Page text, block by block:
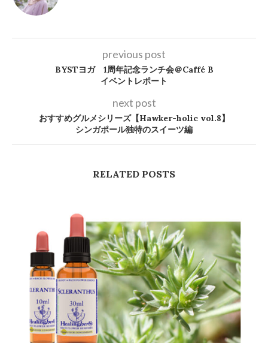
previous post
BYSTヨガ 1周年記念ランチ会＠Caffé B
イベントレポート
next post
おすすめグルメシリーズ【Hawker-holic vol.8】
シンガポール独特のスイーツ編
RELATED POSTS